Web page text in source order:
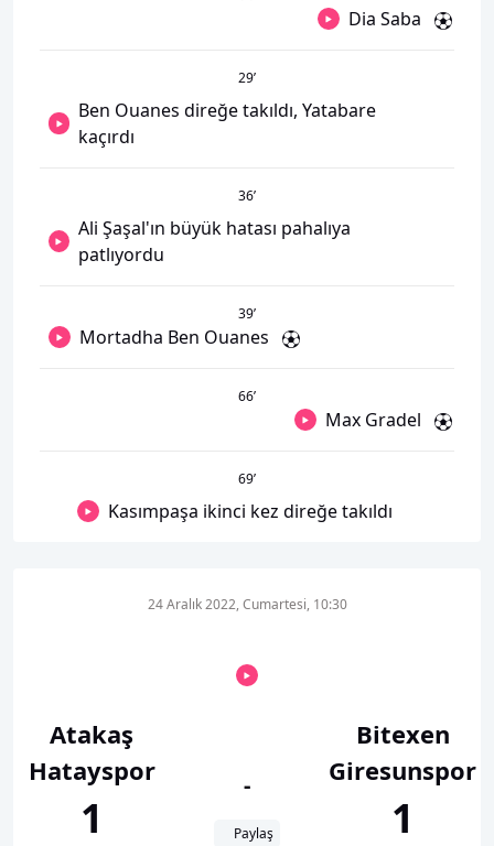
Dia Saba
29’
Ben Ouanes direğe takıldı, Yatabare
kaçırdı
36’
Ali Şaşal'ın büyük hatası pahalıya
patlıyordu
39’
Mortadha Ben Ouanes
66’
Max Gradel
69’
Kasımpaşa ikinci kez direğe takıldı
Atakaş
Hatayspor
1
24 Aralık 2022, Cumartesi, 10:30
-
Paylaş
Bitexen
Giresunspor
1